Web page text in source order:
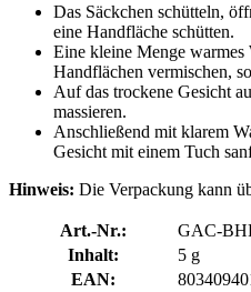
Das Säckchen schütteln,
eine Handfläche schütten.
Eine kleine Menge warmes
Handflächen vermischen,
Auf das trockene Gesicht
massieren.
Anschließend mit klarem
Gesicht mit einem Tuch
Hinweis: Die Verpackung kann
Art.-Nr.:
GAC-
Inhalt:
5 g
EAN: